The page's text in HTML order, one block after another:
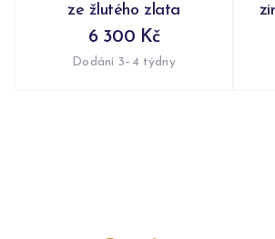
ze žlutého zlata
6 300 Kč
Dodání 3–4 týdny